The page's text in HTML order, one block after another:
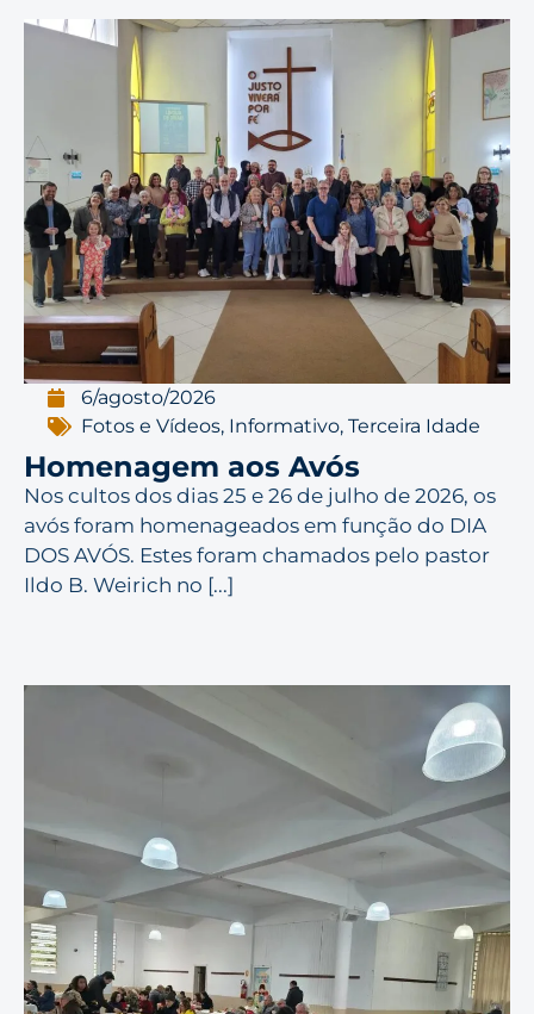
6/agosto/2026
Fotos e Vídeos, Informativo,Terceira Idade
Homenagem aos Avós
Nos cultos dos dias 25 e 26 de julho de 2026, os
avós foram homenageados em função do DIA
DOS AVÓS. Estes foram chamados pelo pastor
Ildo B. Weirich no [...]